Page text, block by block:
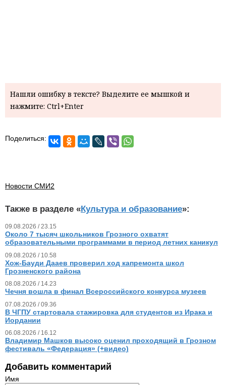
Нашли ошибку в тексте? Выделите ее мышкой и
нажмите: Ctrl+Enter
Поделиться:
Новости СМИ2
Также в разделе «Культура и образование»:
09.08.2026 / 23.15
Около 7 тысяч школьников Грозного охватят
образовательными программами в период летних каникул
09.08.2026 / 10.58
Хож-Бауди Дааев проверил ход капремонта школ
Грозненского района
08.08.2026 / 14.23
Чечня вошла в финал Всероссийского конкурса музеев
07.08.2026 / 09.36
В ЧГПУ стартовала стажировка для студентов из Ирака и
Иордании
06.08.2026 / 16.12
Владимир Машков высоко оценил проходящий в Грозном
фестиваль «Федерация» (+видео)
Добавить комментарий
Имя